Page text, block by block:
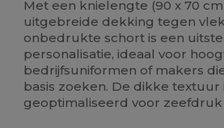
Met een knielengte (90 x 70
uitgebreide dekking tegen
onbedrukte schort is een
personalisatie, ideaal voor
bedrijfsuniformen of makers
basis zoeken. De dikke textuur
geoptimaliseerd voor zeefdruk